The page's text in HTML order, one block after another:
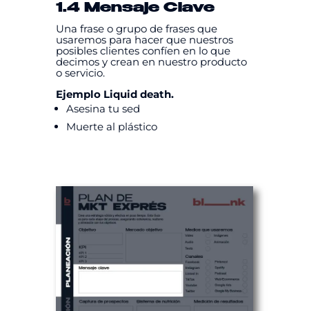
1.4 Mensaje Clave
Una frase o grupo de frases que
usaremos para hacer que nuestros
posibles clientes confíen en lo que
decimos y crean en nuestro producto
o servicio.
Ejemplo Liquid death.
Asesina tu sed
Muerte al plástico